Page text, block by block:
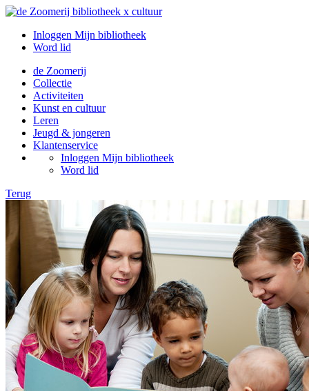
Inloggen Mijn bibliotheek
Word lid
de Zoomerij
Collectie
Activiteiten
Kunst en cultuur
Leren
Jeugd & jongeren
Klantenservice
Inloggen Mijn bibliotheek
Word lid
Terug